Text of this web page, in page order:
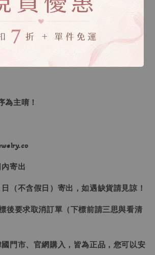
題請於三天內私訊聊聊反應～
喜好、想像不合、尺寸、下單錯誤者，
身衣物、拆標均無法接受退換貨
為主唷！
寄出
（不含假日）寄出，如遇缺貨請見諒！
後要求取消訂單（下標前請三思與看清
門市、官網購入，皆為正品，您可以安